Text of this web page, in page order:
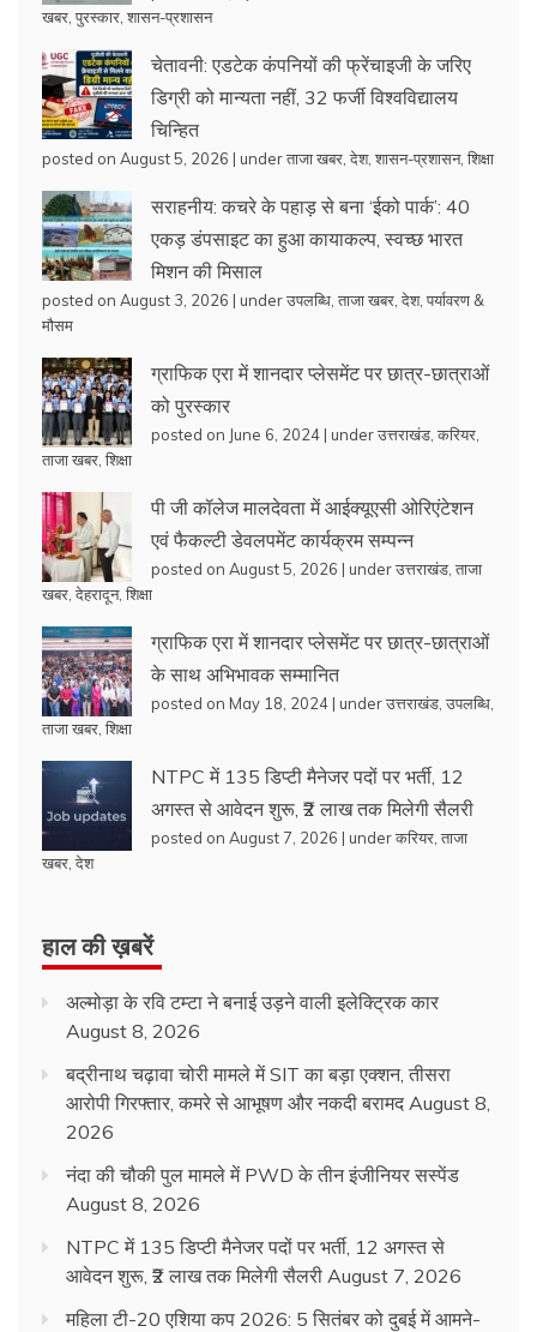
खबर पुरस्कार शासन-प्रशासन
चेतावनी: एडटेक कंपनियों की फ्रेंचाइजी के जरिए
डिग्री को मान्यता नहीं, 32 फर्जी विश्वविद्यालय
चिन्हित
posted on August 5, 2026 | underताजा खबर देश, शासन-प्रशासन, शिक्षा
सराहनीय: कचरे के पहाड़ से बना ‘ईको पार्क’: 40
एकड़ डंपसाइट का हुआ कायाकल्प, स्वच्छ भारत
मिशन की मिसाल
posted on August 3, 2026 | underउपलब्धि ताजा खबर देश, पर्यावरण &
मौसम
ग्राफिक एरा में शानदार प्लेसमेंट पर छात्र-छात्राओं
को पुरस्कार
posted on June 6, 2024 | underउत्तराखंड करियर
ताजा खबर शिक्षा
पी जी कॉलेज मालदेवता में आईक्यूएसी ओरिएंटेशन
एवं फैकल्टी डेवलपमेंट कार्यक्रम सम्पन्न
posted on August 5, 2026 | underउत्तराखंड ताजा
खबर देहरादून, शिक्षा
ग्राफिक एरा में शानदार प्लेसमेंट पर छात्र-छात्राओं
के साथ अभिभावक सम्मानित
posted on May 18, 2024 | underउत्तराखंड उपलब्धि
ताजा खबर शिक्षा
NTPC में 135 डिप्टी मैनेजर पदों पर भर्ती, 12
अगस्त से आवेदन शुरू, ₹2 लाख तक मिलेगी सैलरी
posted on August 7, 2026 | underकरियर ताजा
खबर देश
हाल की ख़बरें
अल्मोड़ा के रवि टम्टा ने बनाई उड़ने वाली इलेक्ट्रिक कार
August 8, 2026
बद्रीनाथ चढ़ावा चोरी मामले में SIT का बड़ा एक्शन, तीसरा
आरोपी गिरफ्तार, कमरे से आभूषण और नकदी बरामद August 8,
2026
नंदा की चौकी पुल मामले में PWD के तीन इंजीनियर सस्पेंड
August 8, 2026
NTPC में 135 डिप्टी मैनेजर पदों पर भर्ती, 12 अगस्त से
आवेदन शुरू, ₹2 लाख तक मिलेगी सैलरी August 7, 2026
महिला टी-20 एशिया कप 2026: 5 सितंबर को दुबई में आमने-